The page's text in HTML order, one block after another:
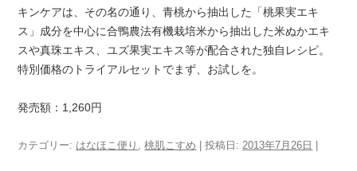
キンケアは、その名の通り、青桃から抽出した「桃果実エキ
ス」成分を中心に合鴨農法有機栽培米から抽出した米ぬかエキ
スや真珠エキス、ユズ果実エキス等が配合された独自レシピ。
特別価格のトライアルセットでまず、お試しを。
発売額：1,260円
カテゴリー: はなほこ便り ,桃肌こすめ | 投稿日: 2013年7月26日 |